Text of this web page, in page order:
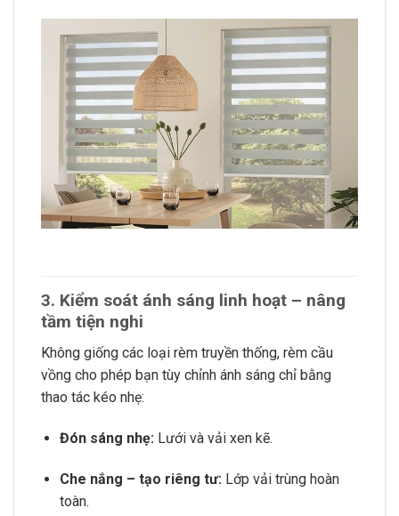
3. Kiểm soát ánh sáng linh hoạt – nâng
tầm tiện nghi
Không giống các loại rèm truyền thống, rèm cầu
vồng cho phép bạn tùy chỉnh ánh sáng chỉ bằng
thao tác kéo nhẹ:
Đón sáng nhẹ: Lưới và vải xen kẽ.
Che nắng – tạo riêng tư: Lớp vải trùng hoàn
toàn.